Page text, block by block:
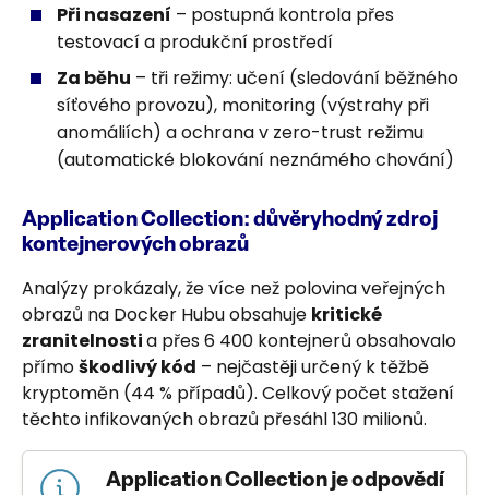
Při nasazení – postupná kontrola přes
testovací a produkční prostředí
Za běhu – tři režimy: učení (sledování běžného
síťového provozu), monitoring (výstrahy při
anomáliích) a ochrana v zero-trust režimu
(automatické blokování neznámého chování)
Application Collection: důvěryhodný zdroj
kontejnerových obrazů
Analýzy prokázaly, že více než polovina veřejných
obrazů na Docker Hubu obsahuje kritické
zranitelnostia přes 6 400 kontejnerů obsahovalo
přímoškodlivý kód – nejčastěji určený k těžbě
kryptoměn (44 % případů). Celkový počet stažení
těchto infikovaných obrazů přesáhl 130 milionů.
Application Collection je odpovědí